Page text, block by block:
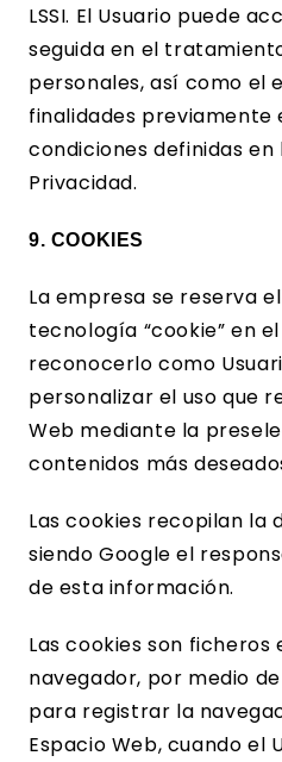
LSSI. El Usuario puede
seguida en el
personales, así como el
finalidades previamente
condiciones definidas
Privacidad.
9. COOKIES
La empresa se reserva
tecnología “cookie” en
reconocerlo como
personalizar el uso que
Web mediante la
contenidos más
Las cookies recopilan la
siendoGoogle el
de esta información.
Las cookies son ficheros
navegador, por medio
para registrar la
Espacio Web, cuando el